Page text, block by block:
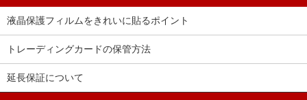
液晶保護フィルムをきれいに貼るポイント
トレーディングカードの保管方法
延長保証について